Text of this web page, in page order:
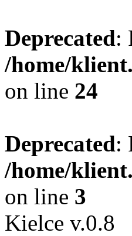
Deprecated:
/home/
on line 24
Deprecated:
/home/
on line 3
Kielce v.0.8